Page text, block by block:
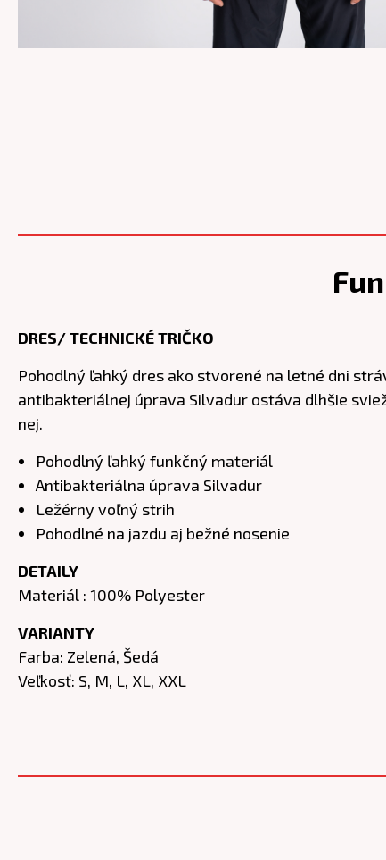
DRES/ TECHNICKÉ TRIČKO
Pohodlný ľahký dres ako stvorené na letné dni
antibakteriálnej úprava Silvadur ostáva dlhšie
nej.
Pohodlný ľahký funkčný materiál
Antibakteriálna úprava Silvadur
Ležérny voľný strih
Pohodlné na jazdu aj bežné nosenie
DETAILY
Materiál : 100% Polyester
VARIANTY
Farba: Zelená, Šedá
Veľkosť: S, M, L, XL, XXL